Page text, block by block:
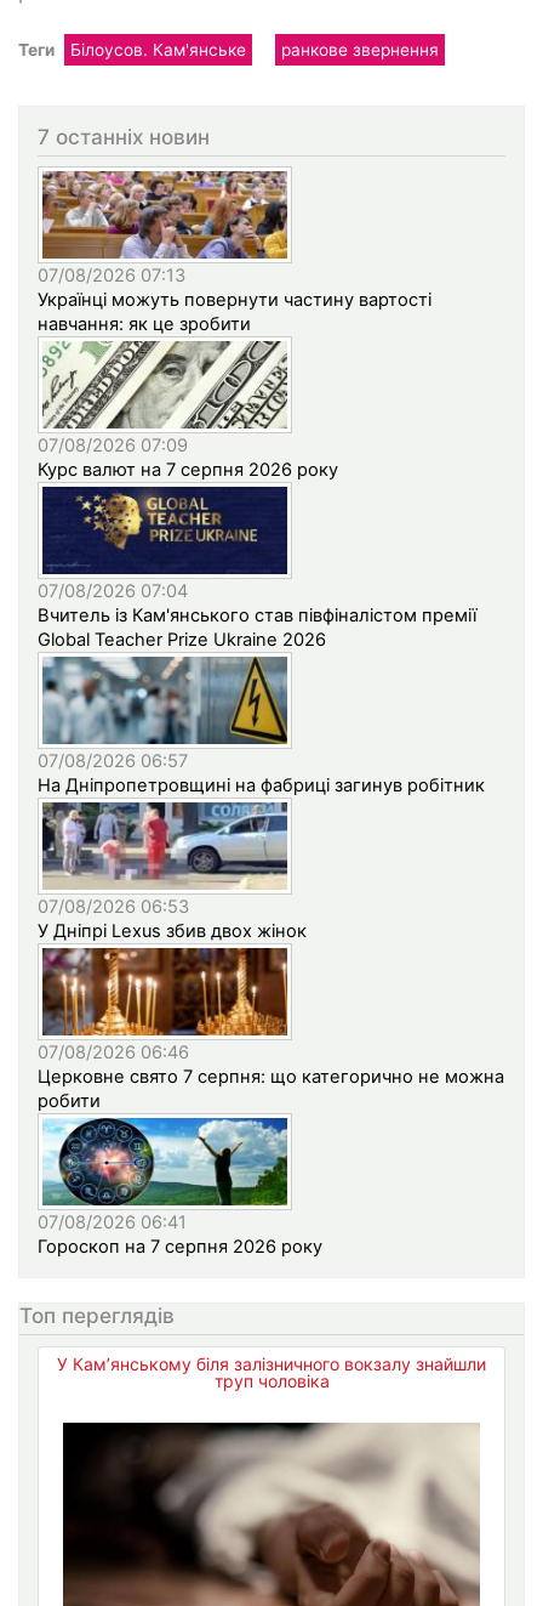
Теги Білоусов. Кам'янське ранкове звернення
7 останніх новин
07/08/2026 07:13
Українці можуть повернути частину вартості
навчання: як це зробити
07/08/2026 07:09
Курс валют на 7 серпня 2026 року
07/08/2026 07:04
Вчитель із Кам'янського став півфіналістом премії
Global Teacher Prize Ukraine 2026
07/08/2026 06:57
На Дніпропетровщині на фабриці загинув робітник
07/08/2026 06:53
У Дніпрі Lexus збив двох жінок
07/08/2026 06:46
Церковне свято 7 серпня: що категорично не можна
робити
07/08/2026 06:41
Гороскоп на 7 серпня 2026 року
Топ переглядів
У Кам’янському біля залізничного вокзалу знайшли
труп чоловіка